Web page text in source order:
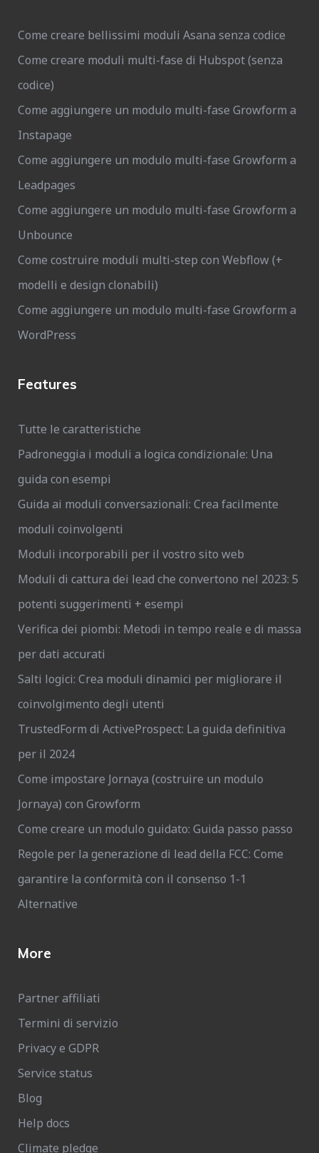
Come creare bellissimi moduli Asana senza codice
Come creare moduli multi-fase di Hubspot (senza
codice)
Come aggiungere un modulo multi-fase Growform a
Instapage
Come aggiungere un modulo multi-fase Growform a
Leadpages
Come aggiungere un modulo multi-fase Growform a
Unbounce
Come costruire moduli multi-step con Webflow (+
modelli e design clonabili)
Come aggiungere un modulo multi-fase Growform a
WordPress
Features
Tutte le caratteristiche
Padroneggia i moduli a logica condizionale: Una
guida con esempi
Guida ai moduli conversazionali: Crea facilmente
moduli coinvolgenti
Moduli incorporabili per il vostro sito web
Moduli di cattura dei lead che convertono nel 2023: 5
potenti suggerimenti + esempi
Verifica dei piombi: Metodi in tempo reale e di massa
per dati accurati
Salti logici: Crea moduli dinamici per migliorare il
coinvolgimento degli utenti
TrustedForm di ActiveProspect: La guida definitiva
per il 2024
Come impostare Jornaya (costruire un modulo
Jornaya) con Growform
Come creare un modulo guidato: Guida passo passo
Regole per la generazione di lead della FCC: Come
garantire la conformità con il consenso 1-1
Alternative
More
Partner affiliati
Termini di servizio
Privacy e GDPR
Service status
Blog
Help docs
Climate pledge